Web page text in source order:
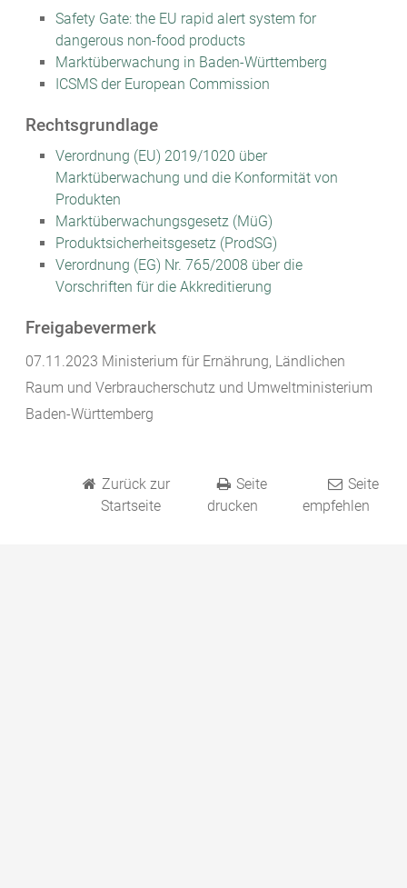
Safety Gate: the EU rapid alert system for
dangerous non-food products
Marktüberwachung in Baden-Württemberg
ICSMS der European Commission
Rechtsgrundlage
Verordnung (EU) 2019/1020 über
Marktüberwachung und die Konformität von
Produkten
Marktüberwachungsgesetz (MüG)
Produktsicherheitsgesetz (ProdSG)
Verordnung (EG) Nr. 765/2008 über die
Vorschriften für die Akkreditierung
Freigabevermerk
07.11.2023 Ministerium für Ernährung, Ländlichen
Raum und Verbraucherschutz und Umweltministerium
Baden-Württemberg
Zurück zur
Startseite
Seite
drucken
Seite
empfehlen